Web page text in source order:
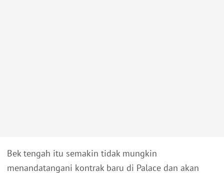
Bek tengah itu semakin tidak mungkin
menandatangani kontrak baru di Palace dan akan